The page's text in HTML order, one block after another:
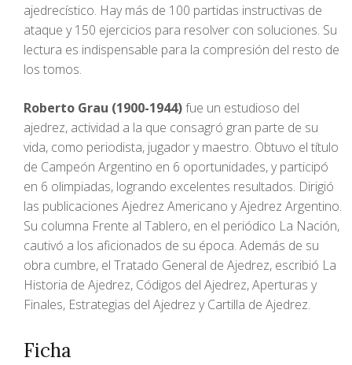
ajedrecístico. Hay más de 100 partidas instructivas de
ataque y 150 ejercicios para resolver con soluciones. Su
lectura es indispensable para la compresión del resto de
los tomos.
Roberto Grau (1900-1944)fue un estudioso del
ajedrez, actividad a la que consagró gran parte de su
vida, como periodista, jugador y maestro. Obtuvo el título
de Campeón Argentino en 6 oportunidades, y participó
en 6 olimpiadas, logrando excelentes resultados. Dirigió
las publicaciones Ajedrez Americano y Ajedrez Argentino.
Su columna Frente al Tablero, en el periódico La Nación,
cautivó a los aficionados de su época. Además de su
obra cumbre, el Tratado General de Ajedrez, escribió La
Historia de Ajedrez, Códigos del Ajedrez, Aperturas y
Finales, Estrategias del Ajedrez y Cartilla de Ajedrez.
Ficha